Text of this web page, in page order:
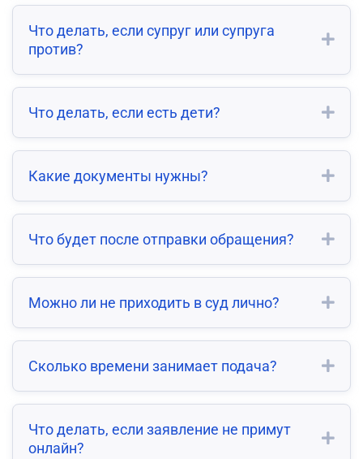
Что делать, если супруг или супруга
против?
Что делать, если есть дети?
Какие документы нужны?
Что будет после отправки обращения?
Можно ли не приходить в суд лично?
Сколько времени занимает подача?
Что делать, если заявление не примут
онлайн?